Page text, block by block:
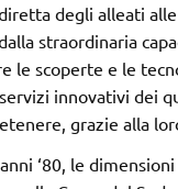
degli alleati alle
straordinaria
le scoperte e le
innovativi dei
grazie alla
‘80, le